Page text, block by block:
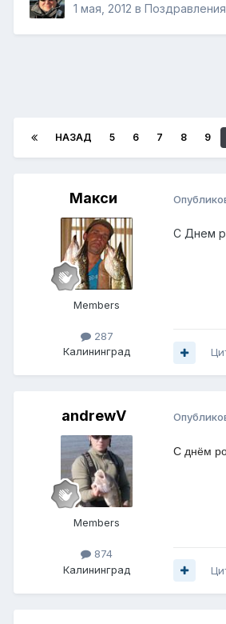
1 мая, 2012 в Поздравления
НАЗАД 5 6 7 8 9
Макси
Members
287
Калининград
С Днем
andrewV
Members
874
Калининград
С днём